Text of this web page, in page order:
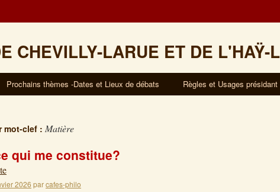
CHEVILLY-LARUE ET DE L'HAŸ-
Prochains thèmes -Dates et Lieux de débats Règles et Usages
mot-clef : Matière
qui me constitue?
2026 parcafes-philo